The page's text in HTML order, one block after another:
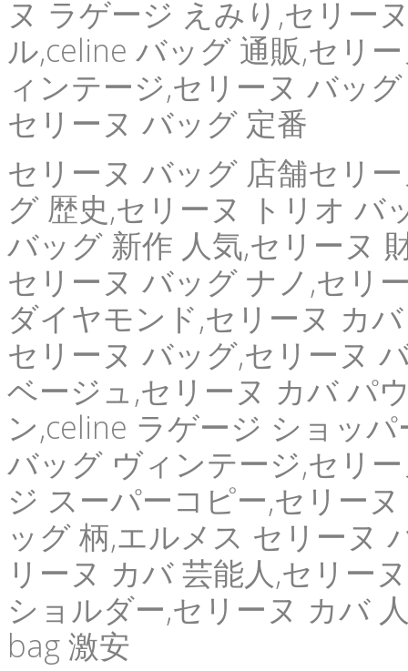
ヌ ラゲージ えみり,セリー
ル,celine バッグ 通販,セリ
ィンテージ,セリーヌ バッ
セリーヌ バッグ 定番
セリーヌ バッグ 店舗セリ
グ 歴史,セリーヌ トリオ バ
バッグ 新作 人気,セリーヌ
セリーヌ バッグ ナノ,セリ
ダイヤモンド,セリーヌ カ
セリーヌ バッグ,セリーヌ
ベージュ,セリーヌ カバ パ
ン,celine ラゲージ ショッ
バッグ ヴィンテージ,セリ
ジ スーパーコピー,セリー
ッグ 柄,エルメス セリーヌ
リーヌ カバ 芸能人,セリー
ショルダー,セリーヌ カバ
bag 激安